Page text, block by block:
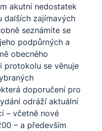
akutní nedostatek
dalších zajímavých
seznámíte se
podpůrných a
obecného
protokolu se věnuje
doporučení pro
odráží aktuální
– včetně nové
– a především